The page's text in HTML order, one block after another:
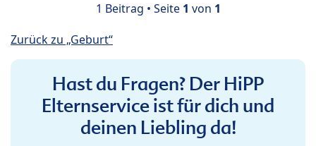
1 Beitrag • Seite 1 von 1
Zurück zu „Geburt“
Hast du Fragen? Der HiPP
Elternservice ist für dich und
deinen Liebling da!